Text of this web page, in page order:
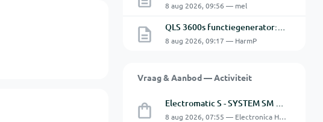
8 aug 2026, 09:56 — mel
QLS 3600s functiegenerator: software verbinden lukt niet.
8 aug 2026, 09:17 — HarmP
Vraag & Aanbod — Activiteit
Electromatic S - SYSTEM SM 125 220
8 aug 2026, 07:55 — Electronica Hobbyist